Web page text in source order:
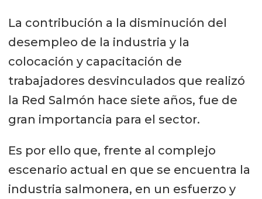
La contribución a la disminución del
desempleo de la industria y la
colocación y capacitación de
trabajadores desvinculados que realizó
la Red Salmón hace siete años, fue de
gran importancia para el sector.
Es por ello que, frente al complejo
escenario actual en que se encuentra la
industria salmonera, en un esfuerzo y